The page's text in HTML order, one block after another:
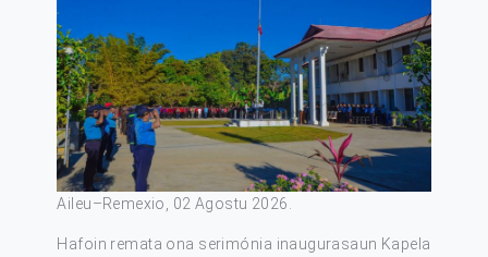
Aileu–Remexio, 02 Agostu 2026.
Hafoin remata ona serimónia inaugurasaun Kapela